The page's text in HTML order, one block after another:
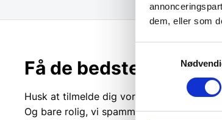
dem, eller som
Få de bedste tilbud
Husk at tilmelde dig vores nyhedsbrev
Og bare rolig, vi spammer dig ikke, men